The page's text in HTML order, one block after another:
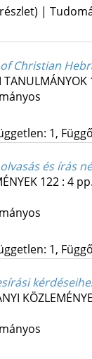
|
Christian
TANULMÁNYOK
1,
és írás
122: 4
1,